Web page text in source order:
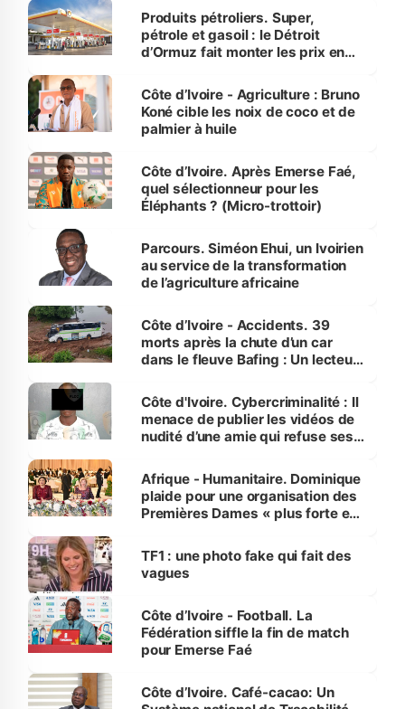
menacées
Produits pétroliers. Super,
pétrole et gasoil : le Détroit
d’Ormuz fait monter les prix en
Côte d’Ivoire - Agriculture : Bruno
Koné cible les noix de coco et de
palmier à huile
Côte d’Ivoire. Après Emerse Faé,
quel sélectionneur pour les
Éléphants ? (Micro-trottoir)
Parcours. Siméon Ehui, un Ivoirien
au service de la transformation
de l’agriculture africaine
Côte d’Ivoire - Accidents. 39
morts après la chute d’un car
dans le fleuve Bafing : Un lecteur
des Transports
Côte d'Ivoire. Cybercriminalité : Il
menace de publier les vidéos de
nudité d’une amie qui refuse ses
Afrique - Humanitaire. Dominique
plaide pour une organisation des
Premières Dames « plus forte et
sur la scène internationale »
TF1 : une photo fake qui fait des
vagues
Côte d’Ivoire - Football. La
Fédération siffle la fin de match
pour Emerse Faé
Côte d’Ivoire. Café-cacao: Un